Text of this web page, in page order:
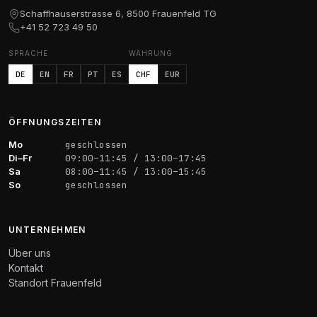
Schaffhauserstrasse 6, 8500 Frauenfeld TG
+41 52 723 49 50
SPRACHE
DE EN FR PT ES
WÄHRUNG
CHF EUR
ÖFFNUNGSZEITEN
Mo geschlossen
Di–Fr 09:00–11:45 / 13:00–17:45
Sa 08:00–11:45 / 13:00–15:45
So geschlossen
UNTERNEHMEN
Über uns
Kontakt
Standort Frauenfeld